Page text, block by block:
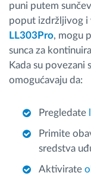
puni putem
poput izdržljivog
LL303Pro, mogu
sunca za
Kada su povezani
omogućavaju da:
Pregledate
Primite
sredstva
Aktivirate